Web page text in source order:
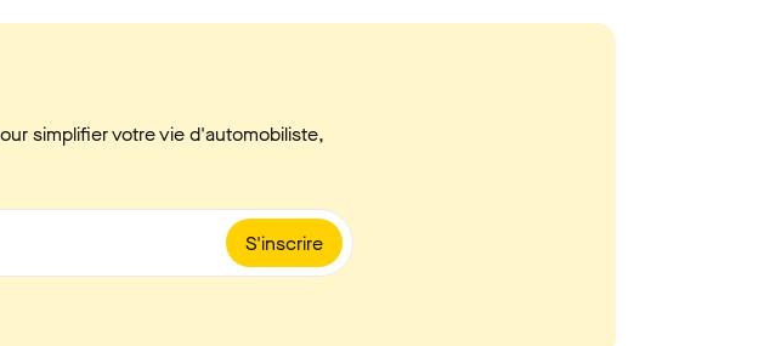
simplifier votre vie d'automobiliste,
S'inscrire